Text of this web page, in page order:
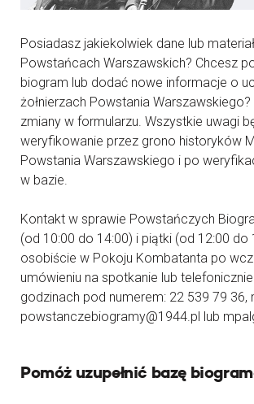
Posiadasz jakiekolwiek dane lub
Powstańcach Warszawskich? Chcesz
biogram lub dodać nowe informacje o
żołnierzach Powstania
zmiany w formularzu. Wszystkie uwagi
weryfikowanie przez grono historyków
Powstania Warszawskiego i po
w bazie.
Kontakt w sprawie Powstańczych
(od 10:00 do 14:00) i piątki (od 12:00 do
osobiście w Pokoju Kombatanta po
umówieniu na spotkanie lub
godzinach pod numerem: 22 539 79 36,
powstanczebiogramy@1944.pl lub
Pomóż uzupełnić bazę